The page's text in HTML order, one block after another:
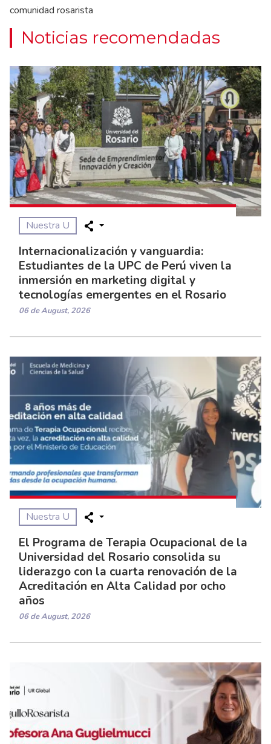
comunidad rosarista
Noticias recomendadas
Nuestra U
Internacionalización y vanguardia:
Estudiantes de la UPC de Perú viven la
inmersión en marketing digital y
tecnologías emergentes en el Rosario
06 de August, 2026
Nuestra U
El Programa de Terapia Ocupacional de la
Universidad del Rosario consolida su
liderazgo con la cuarta renovación de la
Acreditación en Alta Calidad por ocho
años
06 de August, 2026